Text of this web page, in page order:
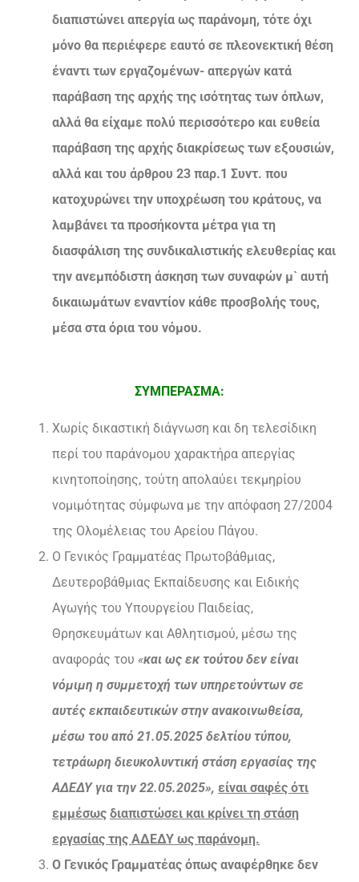
διαπιστώνει απεργία ως παράνομη, τότε όχι
μόνο θα περιέφερε εαυτό σε πλεονεκτική θέση
έναντι των εργαζομένων- απεργών κατά
παράβαση της αρχής της ισότητας των όπλων,
αλλά θα είχαμε πολύ περισσότερο και ευθεία
παράβαση της αρχής διακρίσεως των εξουσιών,
αλλά και του άρθρου 23 παρ.1 Συντ. που
κατοχυρώνει την υποχρέωση του κράτους, να
λαμβάνει τα προσήκοντα μέτρα για τη
διασφάλιση της συνδικαλιστικής ελευθερίας και
την ανεμπόδιστη άσκηση των συναφών μ` αυτή
δικαιωμάτων εναντίον κάθε προσβολής τους,
μέσα στα όρια του νόμου.
ΣΥΜΠΕΡΑΣΜΑ:
Χωρίς δικαστική διάγνωση και δη τελεσίδικη
περί του παράνομου χαρακτήρα απεργίας
κινητοποίησης, τούτη απολαύει τεκμηρίου
νομιμότητας σύμφωνα με την απόφαση 27/2004
της Ολομέλειας του Αρείου Πάγου.
Ο Γενικός Γραμματέας Πρωτοβάθμιας,
Δευτεροβάθμιας Εκπαίδευσης και Ειδικής
Αγωγής του Υπουργείου Παιδείας,
Θρησκευμάτων και Αθλητισμού, μέσω της
αναφοράς του «και ως εκ τούτου δεν είναι
νόμιμη η συμμετοχή των υπηρετούντων σε
αυτές εκπαιδευτικών στην ανακοινωθείσα,
μέσω του από 21.05.2025 δελτίου τύπου,
τετράωρη διευκολυντική στάση εργασίας της
ΑΔΕΔΥ για την 22.05.2025», είναι σαφές ότι
εμμέσως διαπιστώσει και κρίνει τη στάση
εργασίας της ΑΔΕΔΥ ως παράνομη.
Ο Γενικός Γραμματέας όπως αναφέρθηκε δεν